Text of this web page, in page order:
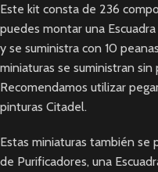
Este kit consta de 236
puedes montar una
y se suministra con 10
miniaturas se suministran
Recomendamos utilizar
pinturas Citadel.
Estas miniaturas también se
de Purificadores, una